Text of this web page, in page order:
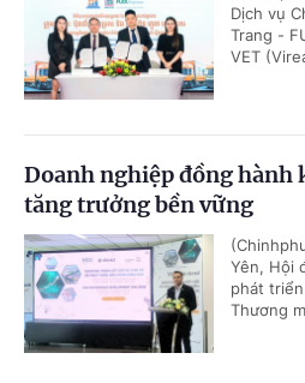
Dịch vụ
Trang -
VET
Doanh nghiệp đồng hành
tăng trưởng bền vững
Yên, Hội
phát
Thương